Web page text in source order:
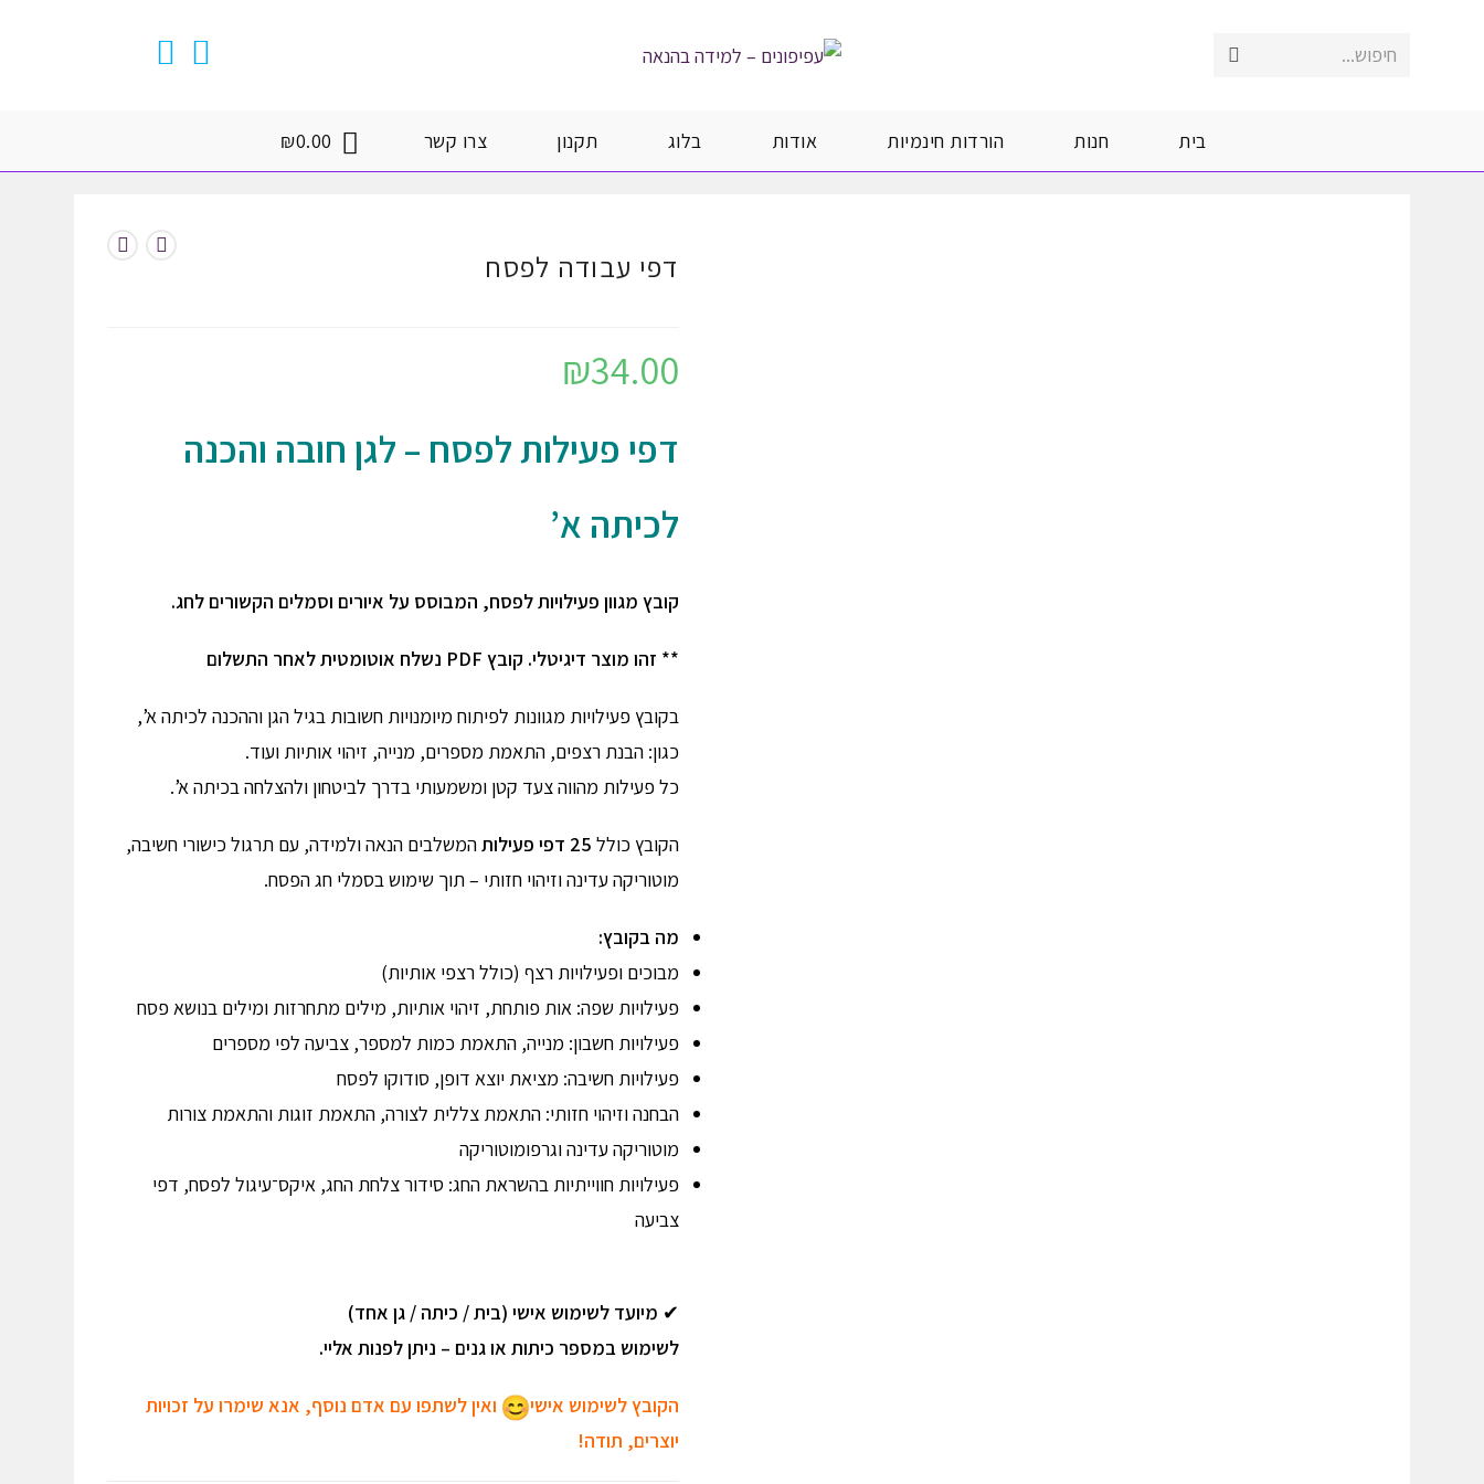
חיפוש... Submit
בית חנות הורדות חינמיות אודות בלוג תקנון צרו קשר ₪0.00
דפי עבודה לפסח
₪34.00
דפי פעילות לפסח – לגן חובה והכנה
לכיתה א’
קובץ מגוון פעילויות לפסח, המבוסס על איורים וסמלים הקשורים לחג.
** זהו מוצר דיגיטלי. קובץ נשלח אוטומטית לאחר התשלום
בקובץ פעילויות מגוונות לפיתוח מיומנויות חשובות בגיל הגן וההכנה לכיתה א’,
כגון: הבנת רצפים, התאמת מספרים, מנייה, זיהוי אותיות ועוד.
כל פעילות מהווה צעד קטן ומשמעותי בדרך לביטחון ולהצלחה בכיתה א’.
הקובץ כולל 25 דפי פעילות
המשלבים הנאה ולמידה, עם תרגול כישורי חשיבה,
מוטוריקה עדינה וזיהוי חזותי – תוך שימוש בסמלי חג הפסח.
מה בקובץ:
מבוכים ופעילויות רצף (כולל רצפי אותיות)
פעילויות שפה: אות פותחת, זיהוי אותיות, מילים מתחרזות ומילים בנושא פסח
פעילויות חשבון: מנייה, התאמת כמות למספר, צביעה לפי מספרים
פעילויות חשיבה: מציאת יוצא דופן, סודוקו לפסח
הבחנה וזיהוי חזותי: התאמת צללית לצורה, התאמת זוגות והתאמת צורות
מוטוריקה עדינה וגרפומוטוריקה
פעילויות חווייתיות בהשראת החג: סידור צלחת החג, איקס־עיגול לפסח, דפי
צביעה
✔ מיועד לשימוש אישי (בית / כיתה / גן אחד)
לשימוש במספר כיתות או גנים – ניתן לפנות אליי.
הקובץ לשימוש אישי
ואין לשתפו עם אדם נוסף, אנא שימרו על זכויות
יוצרים, תודה!